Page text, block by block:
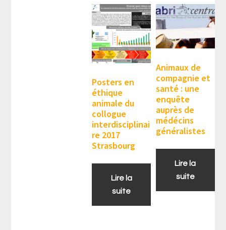
Posters en
éthique
animale du
collogue
interdisciplinai
re 2017
Strasbourg
Lire la
suite
Animaux de
compagnie et
santé : une
enquête
auprès de
médécins
généralistes
Lire la
suite